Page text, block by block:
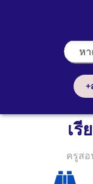
+
เรี
ครูสอ